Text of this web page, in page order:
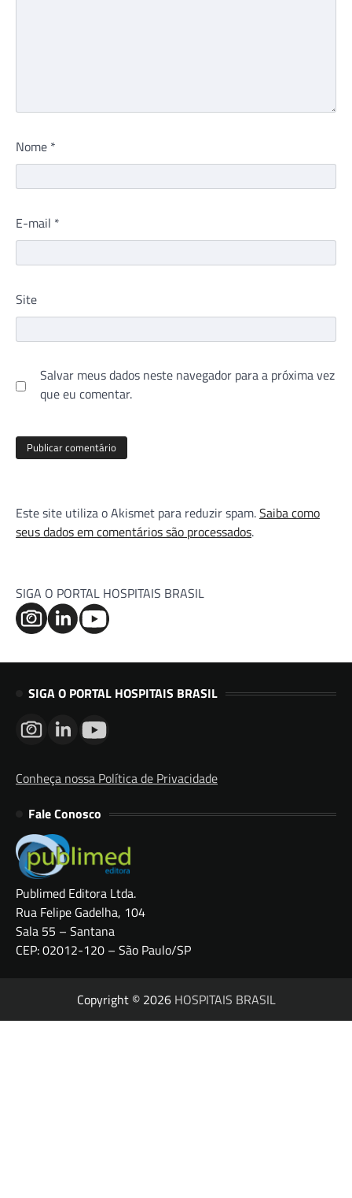
Nome *
E-mail *
Site
Salvar meus dados neste navegador para a próxima vez
que eu comentar.
Este site utiliza o Akismet para reduzir spam.Saiba como
seus dados em comentários são processados.
SIGA O PORTAL HOSPITAIS BRASIL
SIGA O PORTAL HOSPITAIS BRASIL
Conheça nossa Política de Privacidade
Fale Conosco
Publimed Editora Ltda.
Rua Felipe Gadelha, 104
Sala 55 – Santana
CEP: 02012-120 – São Paulo/SP
Copyright © 2026 HOSPITAIS BRASIL